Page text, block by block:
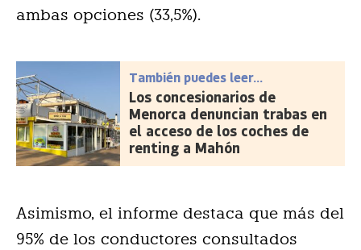
ambas opciones (33,5%).
También puedes leer...
Los concesionarios de
Menorca denuncian trabas en
el acceso de los coches de
renting a Mahón
Asimismo, el informe destaca que más del
95% de los conductores consultados